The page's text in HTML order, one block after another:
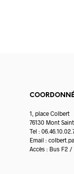
1, place Colbert
76130 Mont
Tel :
Email :
Accès : Bus F2 /